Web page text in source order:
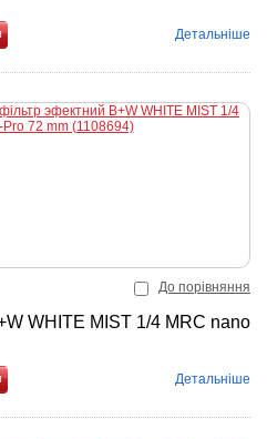
Детальніше
До порівняння
WHITE MIST 1/4 MRC nano
Детальніше